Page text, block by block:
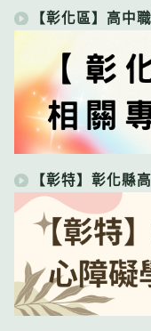
【彰化區】高中
【彰特】彰化縣